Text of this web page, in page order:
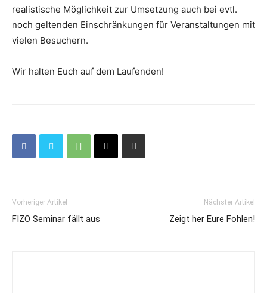
realistische Möglichkeit zur Umsetzung auch bei evtl.
noch geltenden Einschränkungen für Veranstaltungen mit
vielen Besuchern.
Wir halten Euch auf dem Laufenden!
Vorheriger Artikel
FIZO Seminar fällt aus
Nächster Artikel
Zeigt her Eure Fohlen!